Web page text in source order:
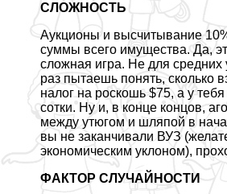
СЛОЖНОСТЬ
Аукционы и высчитывание
суммы всего имущества. Да,
сложная игра. Не для
раз пытаешь понять, сколько
налог на роскошь $75, а у
сотки. Ну и, в конце концов,
между утюгом и шляпой в
вы не заканчивали ВУЗ
экономическим уклоном),
ФАКТОР СЛУЧАЙНОСТИ